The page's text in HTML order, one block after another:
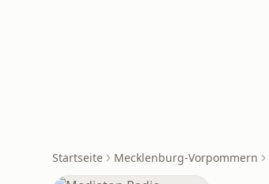
Startseite Mecklenburg-Vorpommern